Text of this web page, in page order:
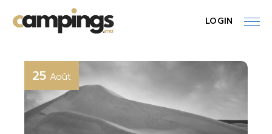
the
content
LOGIN
25 Août